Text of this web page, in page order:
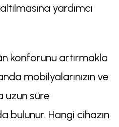
yardımcı
konforunu artırmakla
mobilyalarınızın ve
uzun süre
bulunur. Hangi cihazın